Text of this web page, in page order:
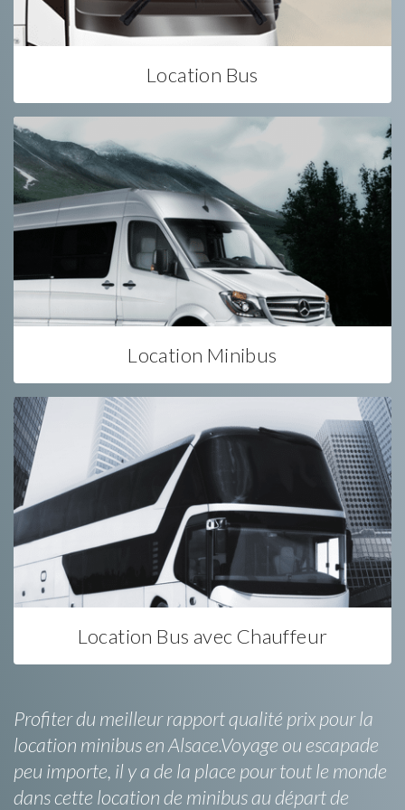
Location Bus
Location Minibus
Location Bus avec Chauffeur
Profiter du meilleur rapport qualité prix pour la
location minibus en Alsace.Voyage ou escapade
peu importe, il y a de la place pour tout le monde
dans cette location de minibus au départ de